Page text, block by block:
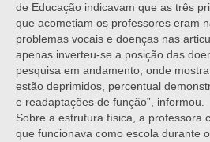
de Educação indicavam que as três
que acometiam os professores eram
problemas vocais e doenças nas
apenas inverteu-se a posição das
pesquisa em andamento, onde
estão deprimidos, percentual
e readaptações de função”, informou.
Sobre a estrutura física, a professora
que funcionava como escola durante